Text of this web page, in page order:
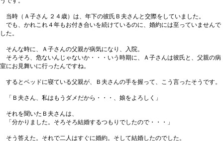
当時（Ａ子さん ２４歳）は、年下の彼氏Ｂ夫さんと交際をしていました。
でも、かれこれ４年もお付き合いを続けているのに、婚約には至っていませんで
した。
そんな時に、Ａ子さんの父親が病気になり、入院。
そろそろ、危ないんじゃないか・・・いう時期に、Ａ子さんは彼氏と、父親の病
室にお見舞いに行ったんですね。
するとベッドに寝ている父親が、Ｂ夫さんの手を握って、こう言ったそうです。
「Ｂ夫さん、私はもうダメだから・・・、娘をよろしく」
それを聞いたＢ夫さんは、
「分かりました。そろそろ結婚するつもりでしたので・・・」
そう答えた。それで二人はすぐに婚約。そして結婚したのでした。